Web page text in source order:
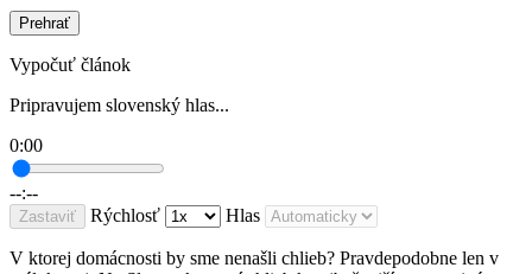
Prehrať
Vypočuť článok
Pripravujem slovenský hlas...
0:00
--:--
Zastaviť Rýchlosť Hlas
V ktorej domácnosti by sme nenašli chlieb? Pravdepodobne len v